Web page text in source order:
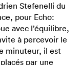
Stefenelli du
pour Echo:
avec l’équilibre,
à percevoir le
minuteur, il est
par une